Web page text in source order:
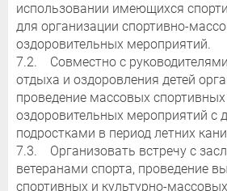
использовании имеющихся
для организации спортивно-
оздоровительных мероприятий.
7.2. Совместно с
отдыха и оздоровления детей
проведение массовых спортивных
оздоровительных мероприятий с
подростками в период летних
7.3. Организовать встречу с
ветеранами спорта, проведение
спортивных и культурно-